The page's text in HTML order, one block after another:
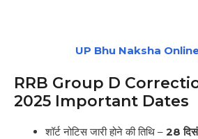
UP Bhu Naksha
RRB Group D
2025 Important Dates
शॉर्ट नोटिस जारी होने की तिथि – 28